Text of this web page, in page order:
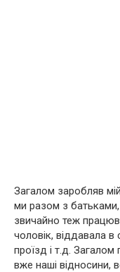
Загалом заробляв
ми разом з
звичайно теж
чоловік, віддавала
проїзд і т.д.
вже наші відносини,